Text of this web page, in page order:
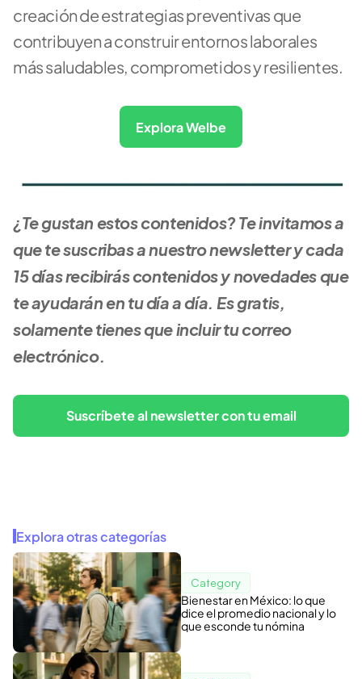
creación de estrategias preventivas que
contribuyen a construir entornos laborales
más saludables, comprometidos y resilientes.
Explora Welbe
¿Te gustan estos contenidos? Te invitamos a
que te suscribas a nuestro newsletter y cada
15 días recibirás contenidos y novedades que
te ayudarán en tu día a día. Es gratis,
solamente tienes que incluir tu correo
electrónico.
Suscríbete al newsletter con tu email
Explora otras categorías
Category
Bienestar en México: lo que
dice el promedio nacional y lo
que esconde tu nómina